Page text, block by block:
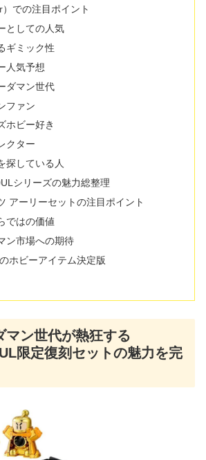
での注目ポイント
としての人気
ギミック性
人気予想
ダマン世代
ファン
ホビー好き
クター
探している人
シリーズの魅力総整理
アーリーセットの注目ポイント
ではの価値
ン市場への期待
ホビーアイテム決定版
マン世代が熱狂する
限定復刻セットの魅力を完